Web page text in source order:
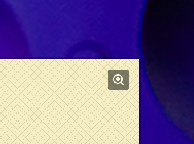
08 FEBRUARY 2024
AFTERMOVIE MASTI
2023
21 DECEMBER 2023